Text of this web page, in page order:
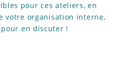
pour ces ateliers, en
votre organisation interne,
pour en discuter !